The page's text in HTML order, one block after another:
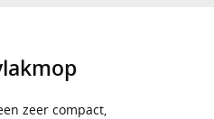
zeer compact,